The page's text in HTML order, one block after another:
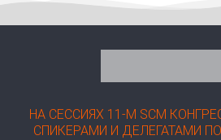
НА СЕССИЯХ 11-М SCM
СПИКЕРАМИ И ДЕЛЕГАТАМИ